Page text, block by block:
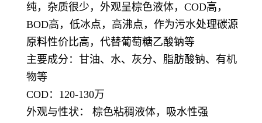
纯，杂质很少，外观呈棕色液体，COD高，
BOD高，低冰点，高沸点，作为污水处理碳源
原料性价比高，代替葡萄糖乙酸钠等
主要成分：甘油、水、灰分、脂肪酸钠、有机
物等
COD：120-130万
外观与性状： 棕色粘稠液体，吸水性强